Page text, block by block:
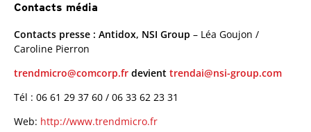
Contacts média
Contacts presse : Antidox, NSI Group – Léa Goujon /
Caroline Pierron
trendmicro@comcorp.fr devient trendai@nsi-group.com
Tél : 06 61 29 37 60 / 06 33 62 23 31
Web: http://www.trendmicro.fr